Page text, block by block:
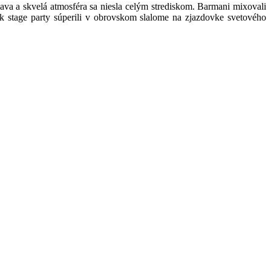
a skvelá atmosféra sa niesla celým strediskom. Barmani mixovali
stage party súperili v obrovskom slalome na zjazdovke svetového